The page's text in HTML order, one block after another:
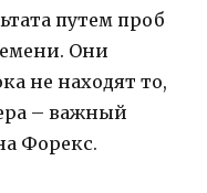
путем проб
Они
не находят то,
– важный
Форекс.